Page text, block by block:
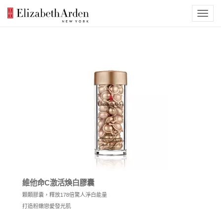
維他命C激活煥白膠囊
顆顆膠囊，釋放178倍驚人淨白能量
打造粉嫩戀愛發光肌